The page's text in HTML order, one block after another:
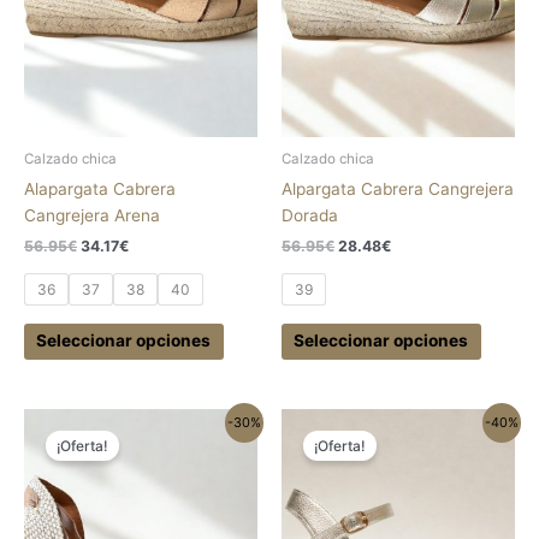
Calzado chica
Alapargata Cabrera
Cangrejera Arena
56.95€ 34.17€
36 37 38 40
Seleccionar opciones
opciones
se
producto
Calzado chica
Alpargata Cabrera Cangrejera
Dorada
56.95€ 28.48€
39
Seleccionar opciones
se
pueden
elegir
en
de
-30%
¡Oferta!
precio
original
era:
Este
producto
múltiples
variantes.
-40%
¡Oferta!
precio
original
Este